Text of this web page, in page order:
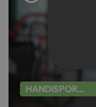
HANDISPORTS